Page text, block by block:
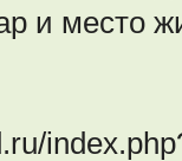
и место